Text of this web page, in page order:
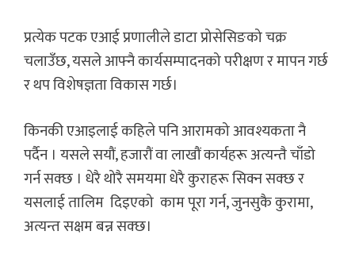
प्रत्येक पटक एआई प्रणालीले डाटा प्रोसेसिङको चक्र
चलाउँछ, यसले आफ्नै कार्यसम्पादनको परीक्षण र मापन गर्छ
र थप विशेषज्ञता विकास गर्छ।
किनकी एआइलाई कहिले पनि आरामको आवश्यकता नै
पर्दैन । यसले सयौं, हजारौं वा लाखौं कार्यहरू अत्यन्तै चाँडो
गर्न सक्छ । धेरै थोरै समयमा धेरै कुराहरू सिक्न सक्छ र
यसलाई तालिम दिइएको काम पूरा गर्न, जुनसुकै कुरामा,
अत्यन्त सक्षम बन्न सक्छ।